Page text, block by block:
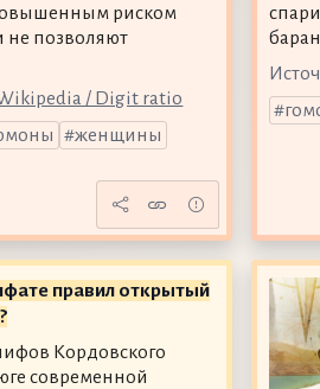
риском
не позволяют
/ Digit ratio
женщины
правил открытый
Кордовского
современной